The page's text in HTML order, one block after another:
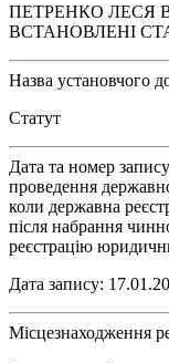
ПЕТРЕНКО ЛЕСЯ
ВСТАНОВЛЕНІ
Назва установчого
Статут
Дата та номер
проведення
коли державна
після набрання
реєстрацію
Дата запису:
Місцезнаходження